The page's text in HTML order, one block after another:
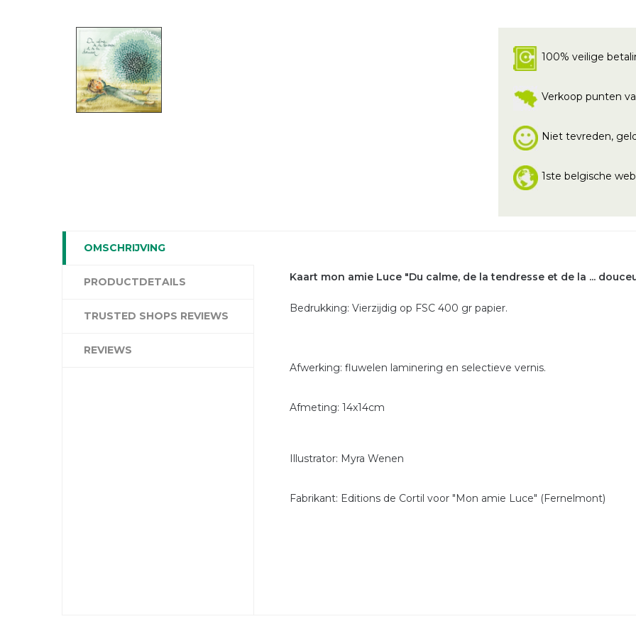
100% veilige
Verkoop punten
Niet tevreden,
1ste belgische
OMSCHRIJVING
PRODUCTDETAILS
TRUSTED SHOPS REVIEWS
REVIEWS
Kaart mon amie Luce "Du calme, de la tendresse et de la ...
Bedrukking: Vierzijdig op FSC 400 gr papier.
Afwerking: fluwelen laminering en selectieve vernis.
Afmeting: 14x14cm
Illustrator: Myra Wenen
Fabrikant: Editions de Cortil voor "Mon amie Luce" (Fernelmont)